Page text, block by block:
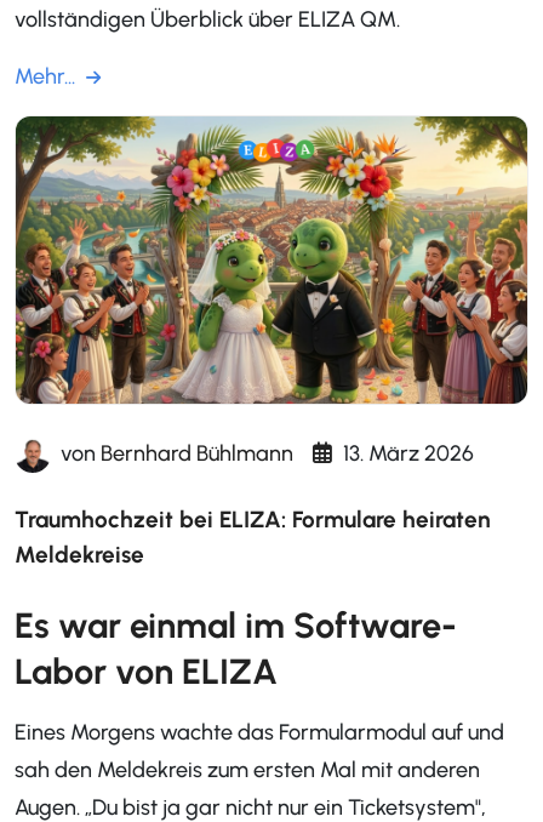
vollständigen Überblick über ELIZA QM.
Mehr...
von Bernhard Bühlmann 13. März 2026
Traumhochzeit bei ELIZA: Formulare heiraten
Meldekreise
Es war einmal im Software-
Labor von ELIZA
Eines Morgens wachte das Formularmodul auf und
sah den Meldekreis zum ersten Mal mit anderen
Augen. „Du bist ja gar nicht nur ein Ticketsystem",